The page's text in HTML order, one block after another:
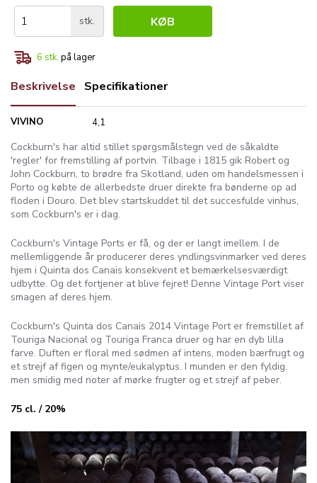
stk. KØB
6 stk. på lager
Beskrivelse Specifikationer
VIVINO 4,1
Cockburn's har altid stillet spørgsmålstegn ved de såkaldte
'regler' for fremstilling af portvin. Tilbage i 1815 gik Robert og
John Cockburn, to brødre fra Skotland, uden om handelsmessen i
Porto og købte de allerbedste druer direkte fra bønderne op ad
floden i Douro. Det blev startskuddet til det succesfulde vinhus,
som Cockburn's er i dag.
Cockburn's Vintage Ports er få, og der er langt imellem. I de
mellemliggende år producerer deres yndlingsvinmarker ved deres
hjem i Quinta dos Canais konsekvent et bemærkelsesværdigt
udbytte. Og det fortjener at blive fejret! Denne Vintage Port viser
smagen af deres hjem.
Cockburn's Quinta dos Canais 2014 Vintage Port er fremstillet af
Touriga Nacional og Touriga Franca druer og har en dyb lilla
farve. Duften er floral med sødmen af ​​intens, moden bærfrugt og
et strejf af figen og mynte/eukalyptus. I munden er den fyldig,
men smidig med noter af mørke frugter og et strejf af peber.
75 cl. / 20%